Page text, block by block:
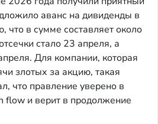
аванс на дивиденды в
что в сумме составляет около
стало 23 апреля, а
Для компании, которая
злотых за акцию, такая
что правление уверено в
flow и верит в продолжение